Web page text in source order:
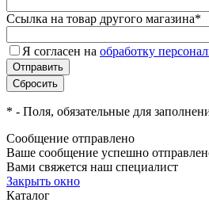
Ссылка на товар другого магазина*
Я согласен на обработку
* - Поля, обязательные для
Сообщение отправлено
Ваше сообщение успешно
Вами свяжется наш специалист
Закрыть окно
Каталог